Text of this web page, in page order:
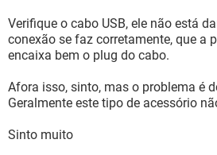
Verifique o cabo USB, ele não está
conexão se faz corretamente, que a
encaixa bem o plug do cabo.
Afora isso, sinto, mas o problema é
Geralmente este tipo de acessório
Sinto muito